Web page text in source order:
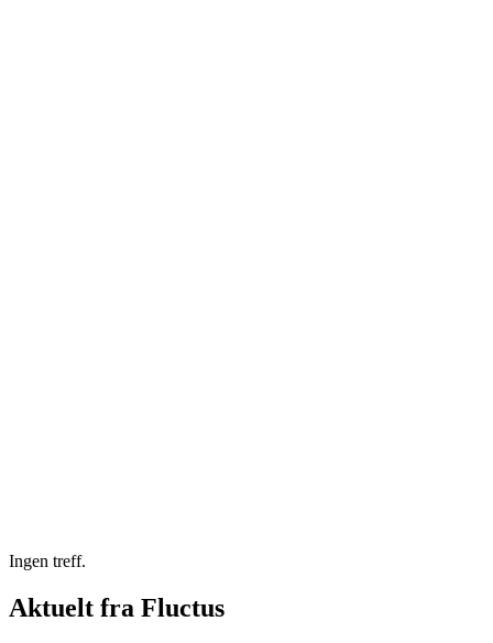
Ingen treff.
Aktuelt fra Fluctus